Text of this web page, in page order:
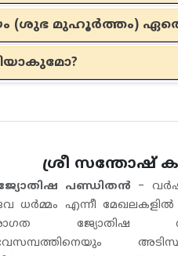
(ശുഭ മുഹൂർത്തം)
ശ്രീ സന്തോഷ്
പണ്ഡിതൻ -
ധർമ്മം എന്നീ
ജ്യോതിഷ